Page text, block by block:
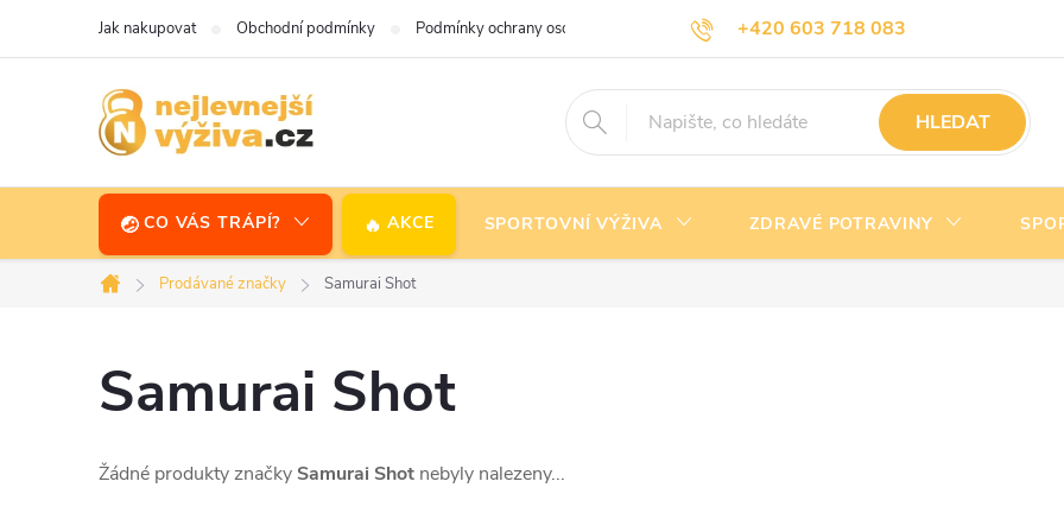
+420 603 718 083
info@nejlevnejsivyziva.cz
Jak nakupovat Obchodní podmínky Podmínky ochrany osobních údajů Doprava a platba Kontakty
HLEDAT
CO VÁS TRÁPÍ? AKCE SPORTOVNÍ VÝŽIVA ZDRAVÉ POTRAVINY
Domů
Prodávané značky Samurai Shot
Samurai Shot
Žádné produkty značky Samurai Shot nebyly nalezeny...